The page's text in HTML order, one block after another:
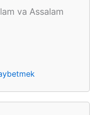
va Assalam